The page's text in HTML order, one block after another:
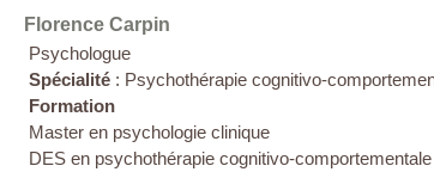
Florence Carpin
Psychologue
Spécialité : Psychothérapie cognitivo-
Formation
Master en psychologie clinique
DES en psychothérapie cognitivo-comportementale